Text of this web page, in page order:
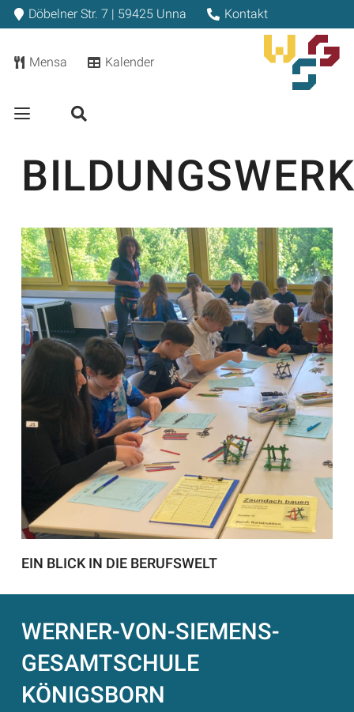
Döbelner Str. 7 | 59425 Unna Kontakt
Mensa Kalender
EIN BLICK IN DIE BERUFSWELT
WERNER-VON-SIEMENS-
GESAMTSCHULE
KÖNIGSBORN